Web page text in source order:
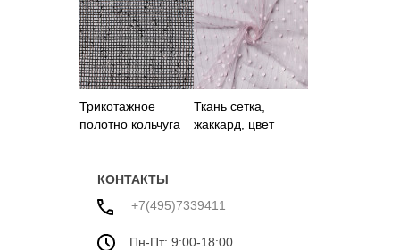
Трикотажное
полотно кольчуга
Ткань сетка,
жаккард, цвет
КОНТАКТЫ
+7(495)7339411
Пн-Пт: 9:00-18:00